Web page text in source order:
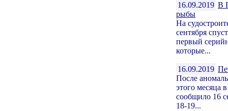
16.09.2019 В
рыбы
На
сентября
первый
которые...
16.09.2019
После
этого месяца
сообщило 16
18-19...